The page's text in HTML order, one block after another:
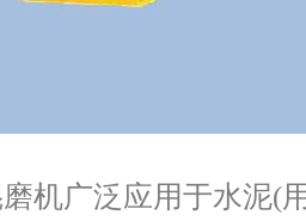
机广泛应用于水泥(